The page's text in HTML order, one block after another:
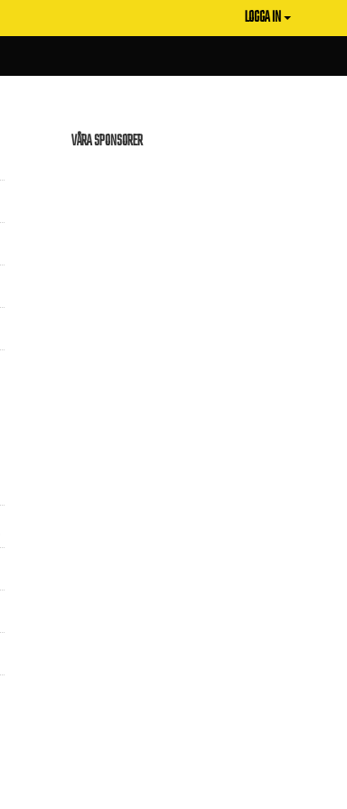
LOGGA IN
VÅRA SPONSORER